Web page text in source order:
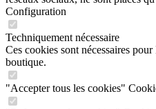
Techniquement nécessaire
Ces cookies sont nécessaires pour
boutique.
"Accepter tous les cookies" Cookie
"Refuser tous les cookies" Cookie